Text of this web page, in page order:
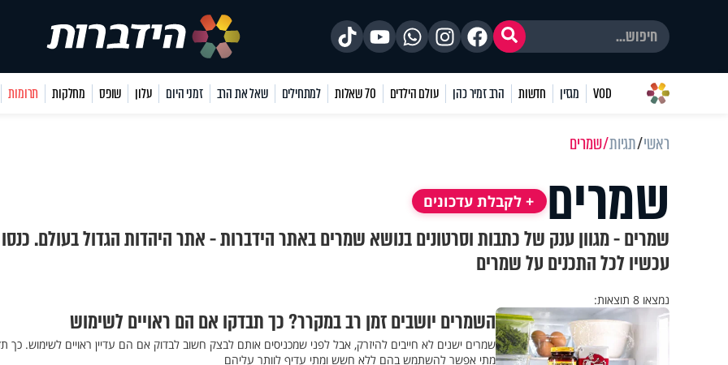
VOD מגזין חדשות הרב זמיר כהן עולם הילדים 70 שאלות למתחילים שאל את הרב זמני היום עלון שופס מחלקות תרומות
ראשי תגיות שמרים
שמרים + לקבלת עדכונים
שמרים - מגוון ענק של כתבות וסרטונים בנושא שמרים באתר הידברות - אתר היהדות הגדול בעולם. כנסו
עכשיו לכל התכנים על שמרים
נמצאו 8 תוצאות:
השמרים יושבים זמן רב במקרר? כך תבדקו אם הם ראויים לשימוש
שמרים ישנים לא חייבים להיזרק, אבל לפני שמכניסים אותם לבצק חשוב לבדוק אם הם עדיין ראויים לשימוש. כך
מתי אפשר להשתמש בהם ללא חשש ומתי עדיף לוותר עליהם